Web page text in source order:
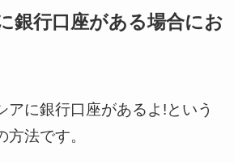
銀行口座がある場合にお
アに銀行口座があるよ!という
法です。